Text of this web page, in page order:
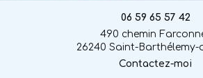
06 59 65 57 42
490 chemin
26240 Saint-Barthélemy-
Contactez-moi